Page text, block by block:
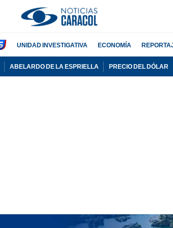
UNIDAD INVESTIGATIVA ECONOMÍA
ABELARDO DE LA ESPRIELLA PRECIO DEL DÓLAR